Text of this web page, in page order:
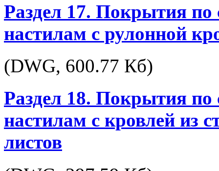
Раздел 17. Покрытия
настилам с рулонной
(DWG, 600.77 Кб)
Раздел 18. Покрытия
настилам с кровлей из
листов